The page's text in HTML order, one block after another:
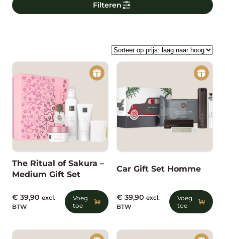
Filteren
The Ritual of Sakura –
Medium Gift Set
Voeg
toe
€ 39,90 excl.
BTW
Car Gift Set Homme
Voeg
toe
€ 39,90 excl.
BTW